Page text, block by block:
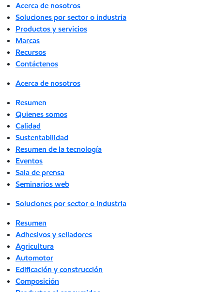
Acerca de nosotros
Soluciones por sector o industria
Productos y servicios
Marcas
Recursos
Contáctenos
Acerca de nosotros
Resumen
Quienes somos
Calidad
Sustentabilidad
Resumen de la tecnología
Eventos
Sala de prensa
Seminarios web
Soluciones por sector o industria
Resumen
Adhesivos y selladores
Agricultura
Automotor
Edificación y construcción
Composición